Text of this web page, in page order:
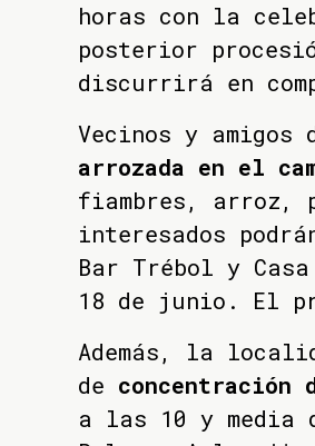
horas con la
posterior
discurrirá en
Vecinos y
arrozada en el
fiambres, arroz,
interesados
Bar Trébol y
18 de junio. El
Además, la
de concentración
a las 10 y media